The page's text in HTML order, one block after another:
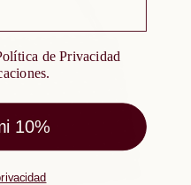
de Privacidad y quiero
de Privacidad
10%